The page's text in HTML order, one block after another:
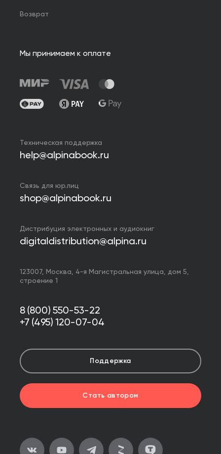
Возврат
Мы принимаем к оплате
Техническая поддержка
help@alpinabook.ru
Связь для юр.лиц
shop@alpinabook.ru
Дистрибуция электронных и аудиокниг
digitaldistribution@alpina.ru
123007, Москва, 4-я Магистральная улица, дом 5,
строение 1
8 (800) 550-53-22
+7 (495) 120-07-04
Поддержка
Стать автором